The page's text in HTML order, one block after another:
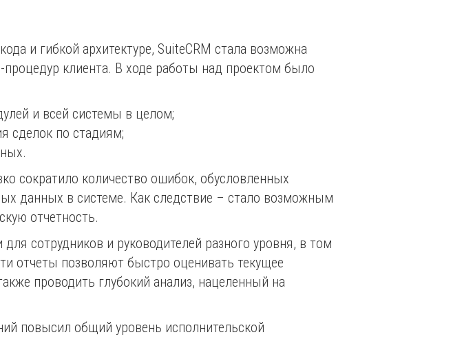
и гибкой архитектуре, SuiteCRM стала возможна
клиента. В ходе работы над проектом было
и всей системы в целом;
сделок по стадиям;
сократило количество ошибок, обусловленных
данных в системе. Как следствие – стало возможным
отчетность.
сотрудников и руководителей разного уровня, в том
отчеты позволяют быстро оценивать текущее
проводить глубокий анализ, нацеленный на
повысил общий уровень исполнительской